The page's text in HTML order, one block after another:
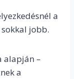
a
jobb.
alapján –
a